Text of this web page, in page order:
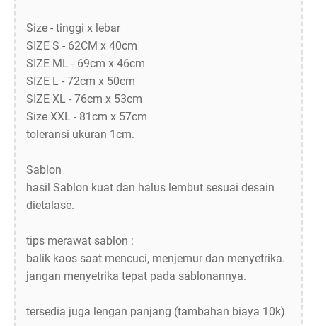
Size - tinggi x lebar
SIZE S - 62CM x 40cm
SIZE ML - 69cm x 46cm
SIZE L - 72cm x 50cm
SIZE XL - 76cm x 53cm
Size XXL - 81cm x 57cm
toleransi ukuran 1cm.
Sablon
hasil Sablon kuat dan halus lembut sesuai desain
dietalase.
tips merawat sablon :
balik kaos saat mencuci, menjemur dan menyetrika.
jangan menyetrika tepat pada sablonannya.
tersedia juga lengan panjang (tambahan biaya 10k)